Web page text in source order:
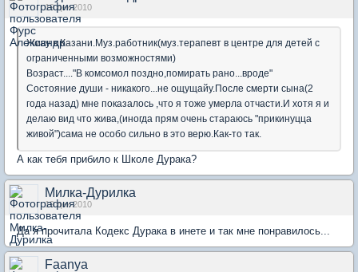
19 дек 2010
Живу в Казани.Муз.работник(муз.терапевт в центре для детей с
ограниченными возможностями)
Возраст...."В комсомол поздно,помирать рано...вроде"
Состояние души - никакого...не ощущайу.После смерти сына(2
года назад) мне показалось ,что я тоже умерла отчасти.И хотя я и
делаю вид что жива,(иногда прям очень стараюсь "прикинуцца
живой")сама не особо сильно в это верю.Как-то так.
А как тебя прибило к Школе Дурака?
Милка-Дурилка
19 дек 2010
Да я прочитала Кодекс Дурака в инете и так мне понравилось...
Faanya